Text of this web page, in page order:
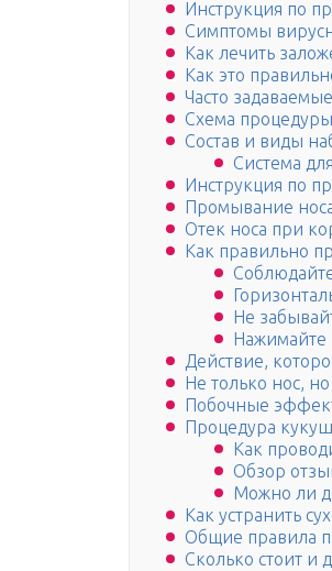
Инструкция по
Симптомы
Как лечить
Как это
Часто
Схема процедуры
Состав и виды
Система
Инструкция по
Промывание
Отек носа при
Как правильно
Не
Нажимайте
Действие,
Не только нос,
Побочные
Процедура
Как
Обзор
Можно ли
Как устранить
Общие правила
Сколько стоит и